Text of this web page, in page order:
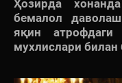
Ҳозирда
бемалол
яқин атрофдаги
мухлислари билан